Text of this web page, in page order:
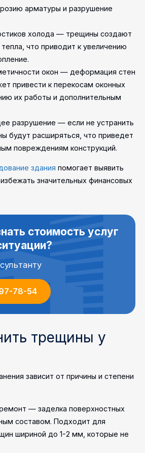
арматуры и разрушение
холода — трещины создают
что приводит к увеличению
окон — деформация стен
привести к перекосам оконных
их работы и дополнительным
разрушение — если не устранить
будут расширяться, что приведет
повреждениям конструкций.
здания помогает выявить
значительных финансовых
стоимость услуг
78-54
трещины у
зависит от причины и степени
— заделка поверхностных
составом. Подходит для
шириной до 1-2 мм, которые не